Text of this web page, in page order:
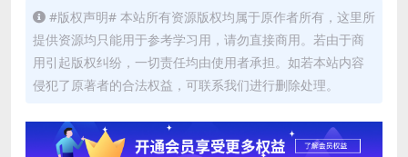
#版权声明# 本站所有资源版权均属于原作者所有，这里所
提供资源均只能用于参考学习用，请勿直接商用。若由于商
用引起版权纠纷，一切责任均由使用者承担。如若本站内容
侵犯了原著者的合法权益，可联系我们进行删除处理。